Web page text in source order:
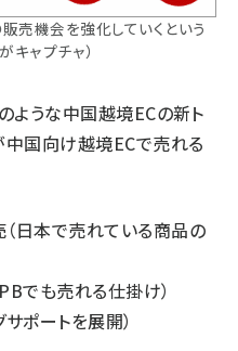
売機会を強化していくという
キャプチャ）
ような中国越境ECの新ト
中国向け越境ECで売れる
日本で売れている商品の
でも売れる仕掛け）
ポートを展開）